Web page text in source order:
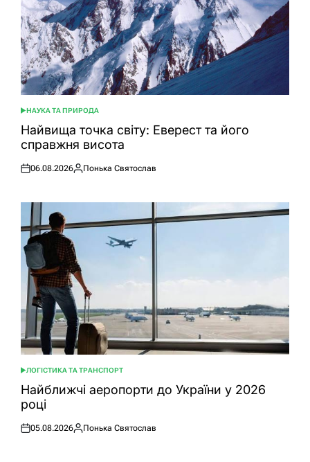
ОПУБЛІКУВАТИ
У
НАУКА ТА ПРИРОДА
Найвища точка світу: Еверест та його
справжня висота
Оприлюднено
06.08.2026
Опубліковано
Понька Святослав
ОПУБЛІКУВАТИ
У
ЛОГІСТИКА ТА ТРАНСПОРТ
Найближчі аеропорти до України у 2026
році
Оприлюднено
05.08.2026
Опубліковано
Понька Святослав